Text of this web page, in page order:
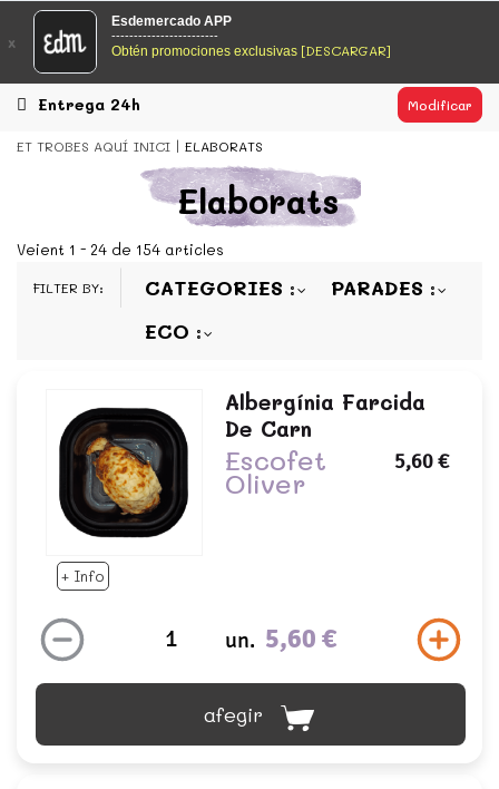
EsDeMercado.com
EsDeMercado.com te lleva a casa los mejores productos de
los mejores mercados de Barcelona y de productores
locales.
EsDeMercado.com
EsDeMercado.com te lleva a casa los mejores productos de
los mejores mercados de Barcelona y de productores
READ MORE
x
Esdemercado APP
------------------------
Obtén promociones exclusivas [DESCARGAR]
Entrega 24h Modificar
ET TROBES AQUÍ INICI ELABORATS
Elaborats
Veient 1 - 24 de 154 articles
FILTER BY: CATEGORIES
PARADES
ECO
+ Info
Albergínia Farcida
De Carn
Escofet
Oliver
5,60 €
un. 5,60 €
afegir